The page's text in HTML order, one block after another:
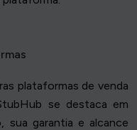
plataformas de venda
se destaca em
sua garantia e alcance